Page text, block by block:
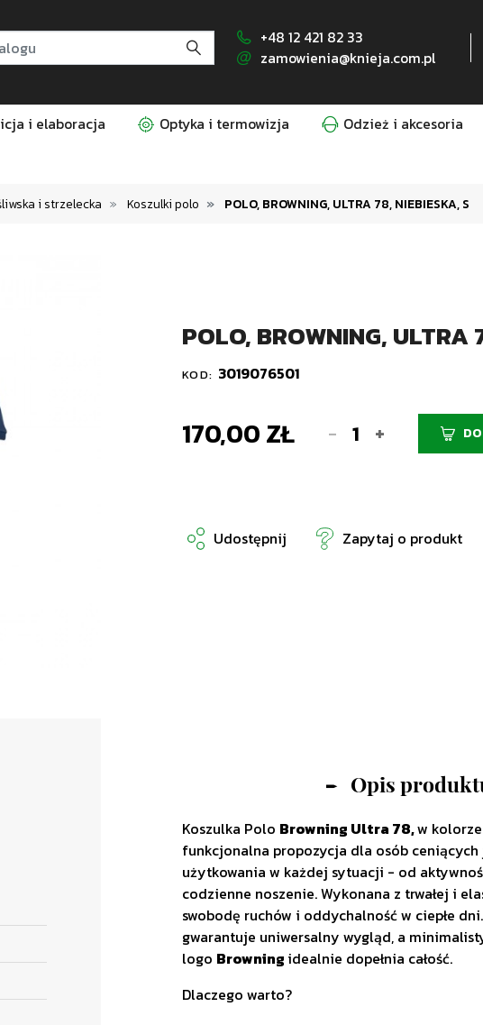
+48 12 421 82 33
zamowienia@knieja.com.pl
i elaboracja Optyka i termowizja Odzież i akcesoria
i strzelecka Koszulki polo POLO, BROWNING, ULTRA 78, NIEBIESKA, S
POLO, BROWNING, ULTRA
KOD: 3019076501
170,00 ZŁ - +
Udostępnij Zapytaj o produkt
Opis
Koszulka Polo Browning Ultra 78,w
funkcjonalna propozycja dla osób
użytkowania w każdej sytuacji - od
codzienne noszenie. Wykonana z trwałej i
swobodę ruchów i oddychalność w ciepłe
gwarantuje uniwersalny wygląd, a
logo Browning idealnie dopełnia całość.
Dlaczego warto?